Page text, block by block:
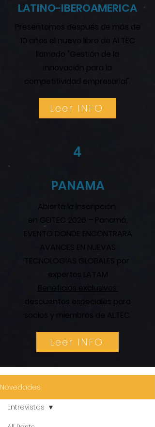
LATINO-IBEROAMERICA
Presentamos después de más de
10 años el nuevo libro de ALTEC
llamado "Gestión de la
innovación para la
competitividad empresarial".
Leer INFO
4
PANAMA
Abierta la inscripción
en GEITEC 2026 – Panamá,
EVENTO DONDE ENCONTRARA
AVANCES EN NUEVAS
TECNOLOGIAS GLOBALES por
expertos LATAM
Beneficios exclusivos:
descuentos especiales para
socios y miembros de ALTEC.
Leer INFO
Novedades
Entrevistas